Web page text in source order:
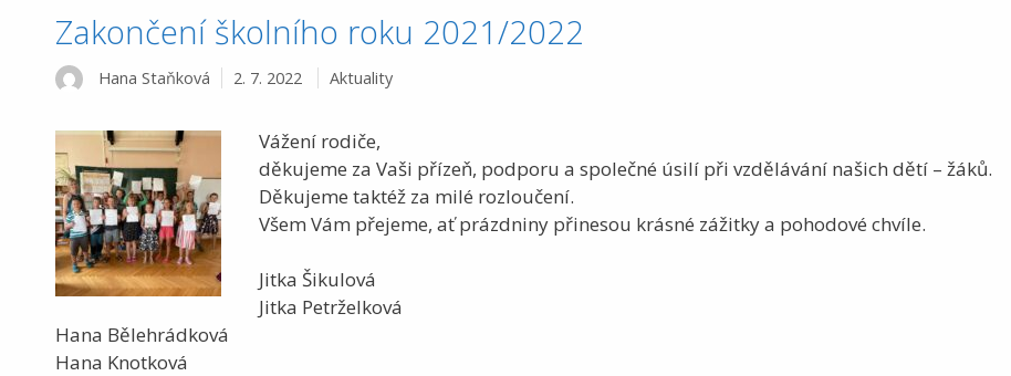
Zakončení školního roku 2021/2022
Hana Staňková 2. 7. 2022 Rubriky
Aktuality
Vážení rodiče,
děkujeme za Vaši přízeň, podporu a společné úsilí při vzdělávání našich dětí – žáků.
Děkujeme taktéž za milé rozloučení.
Všem Vám přejeme, ať prázdniny přinesou krásné zážitky a pohodové chvíle.
Jitka Šikulová
Jitka Petrželková
Hana Bělehrádková
Hana Knotková